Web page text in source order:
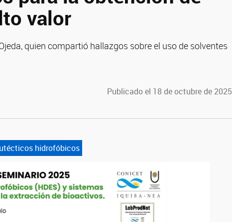
valor
quien compartió hallazgos sobre el uso de solventes
Publicado el 18 de octubre de 2025
hidrofóbicos